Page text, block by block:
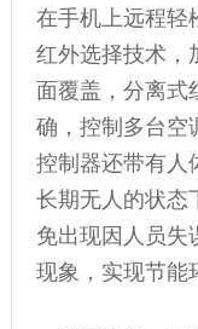
在手机上远程轻
红外选择技术，
面覆盖，分离式
确，控制多台空
控制器还带有人
长期无人的状态
免出现因人员失
现象，实现节能